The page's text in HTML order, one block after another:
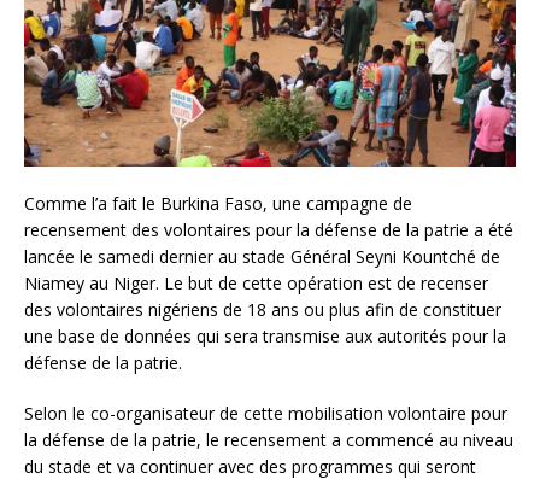
Comme l’a fait le Burkina Faso, une campagne de
recensement des volontaires pour la défense de la patrie a été
lancée le samedi dernier au stade Général Seyni Kountché de
Niamey au Niger. Le but de cette opération est de recenser
des volontaires nigériens de 18 ans ou plus afin de constituer
une base de données qui sera transmise aux autorités pour la
défense de la patrie.
Selon le co-organisateur de cette mobilisation volontaire pour
la défense de la patrie, le recensement a commencé au niveau
du stade et va continuer avec des programmes qui seront